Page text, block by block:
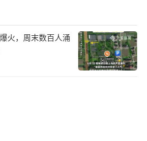
火，周末数百人涌